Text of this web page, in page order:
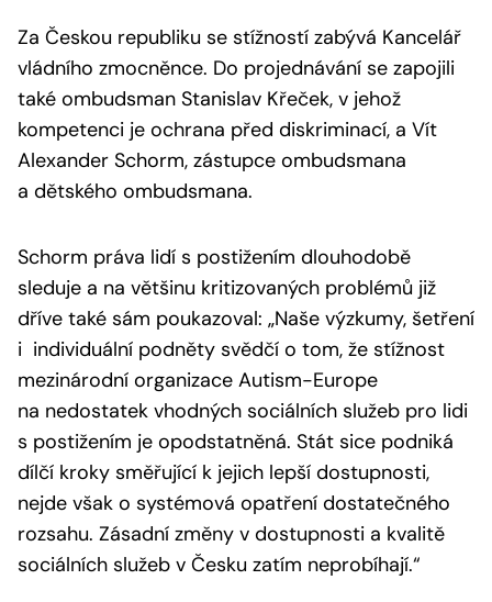
Za Českou republiku se stížností zabývá Kancelář
vládního zmocněnce. Do projednávání se zapojili
také ombudsman Stanislav Křeček, v jehož
kompetenci je ochrana před diskriminací, a Vít
Alexander Schorm, zástupce ombudsmana
a dětského ombudsmana.
Schorm práva lidí s postižením dlouhodobě
sleduje a na většinu kritizovaných problémů již
dříve také sám poukazoval: „Naše výzkumy, šetření
i individuální podněty svědčí o tom, že stížnost
mezinárodní organizace Autism-Europe
na nedostatek vhodných sociálních služeb pro lidi
s postižením je opodstatněná. Stát sice podniká
dílčí kroky směřující k jejich lepší dostupnosti,
nejde však o systémová opatření dostatečného
rozsahu. Zásadní změny v dostupnosti a kvalitě
sociálních služeb v Česku zatím neprobíhají.“